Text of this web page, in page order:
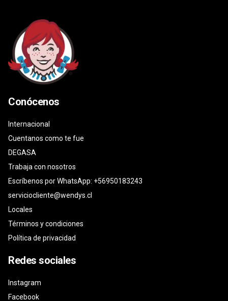
Conócenos
Internacional
Cuentanos como te fue
DEGASA
Trabaja con nosotros
Escríbenos por WhatsApp: +56950183243
serviciocliente@wendys.cl
Locales
Términos y condiciones
Política de privacidad
Redes sociales
Instagram
Facebook